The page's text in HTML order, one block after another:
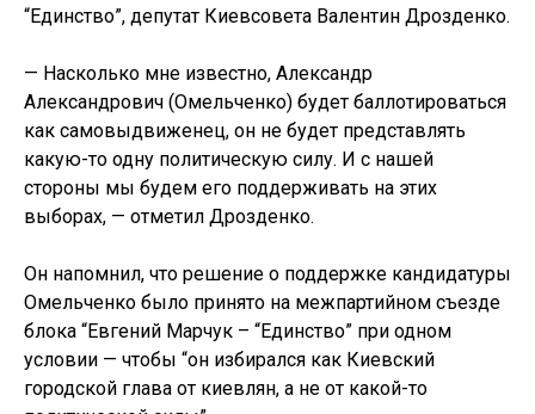
“Единство”, депутат Киевсовета Валентин Дрозденко.
— Насколько мне известно, Александр
Александрович (Омельченко) будет баллотироваться
как самовыдвиженец, он не будет представлять
какую-то одну политическую силу. И с нашей
стороны мы будем его поддерживать на этих
выборах, — отметил Дрозденко.
Он напомнил, что решение о поддержке кандидатуры
Омельченко было принято на межпартийном съезде
блока “Евгений Марчук – “Единство” при одном
условии — чтобы “он избирался как Киевский
городской глава от киевлян, а не от какой-то